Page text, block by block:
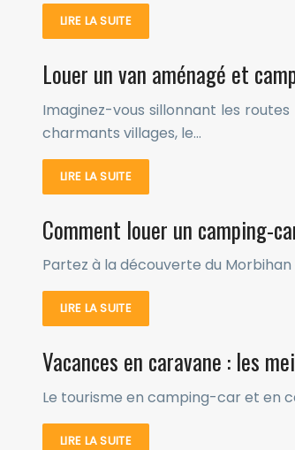
LIRE LA SUITE
Louer un van aménagé et
Imaginez-vous sillonnant les
charmants villages, le…
LIRE LA SUITE
Comment louer un camping-
Partez à la découverte du
LIRE LA SUITE
Vacances en caravane : les
Le tourisme en camping-car et en
LIRE LA SUITE